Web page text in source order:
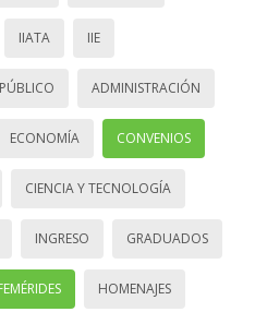
IIATA IIE
ADMINISTRACIÓN
ECONOMÍA CONVENIOS
CIENCIA Y TECNOLOGÍA
INGRESO GRADUADOS
HOMENAJES